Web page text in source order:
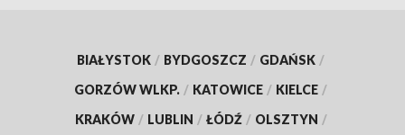
BIAŁYSTOK / BYDGOSZCZ / GDAŃSK /
GORZÓW WLKP. / KATOWICE / KIELCE /
KRAKÓW / LUBLIN / ŁÓDŹ / OLSZTYN /